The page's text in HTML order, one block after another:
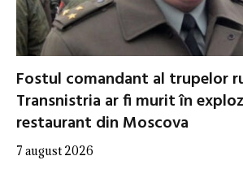
Fostul comandant al trupelor
Transnistria ar fi murit în
restaurant din Moscova
7 august 2026